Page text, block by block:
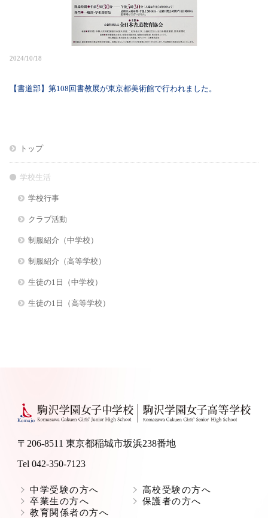
2024/10/18
【書道部】第108回書教展が東京都美術館で行われました。
トップ
学校生活
学校行事
クラブ活動
制服紹介（中学校）
制服紹介（高等学校）
生徒の1日（中学校）
生徒の1日（高等学校）
〒206-8511 東京都稲城市坂浜238番地
Tel 042-350-7123
中学受験の方へ
高校受験の方へ
卒業生の方へ
保護者の方へ
教育関係者の方へ